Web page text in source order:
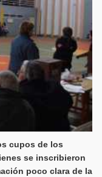
cupos de los
se inscribieron
poco clara de la